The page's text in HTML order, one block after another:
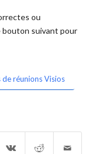
ou
suivant pour
réunions Visios